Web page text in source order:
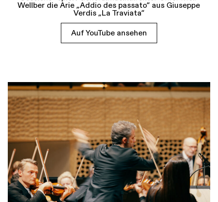
Wellber die Arie „Addio des passato“ aus Giuseppe
Verdis „La Traviata“
Auf YouTube ansehen